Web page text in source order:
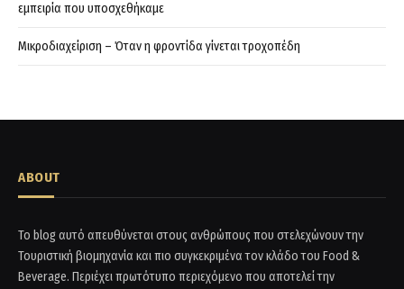
εμπειρία που υποσχεθήκαμε
Μικροδιαχείριση – Όταν η φροντίδα γίνεται τροχοπέδη
ABOUT
Το blog αυτό απευθύνεται στους ανθρώπους που στελεχώνουν την
Τουριστική βιομηχανία και πιο συγκεκριμένα τον κλάδο του Food &
Beverage. Περιέχει πρωτότυπο περιεχόμενο που αποτελεί την